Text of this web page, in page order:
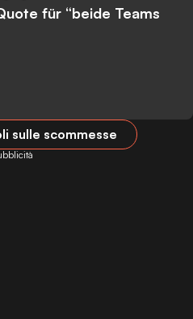
für “beide Teams
sulle scommesse